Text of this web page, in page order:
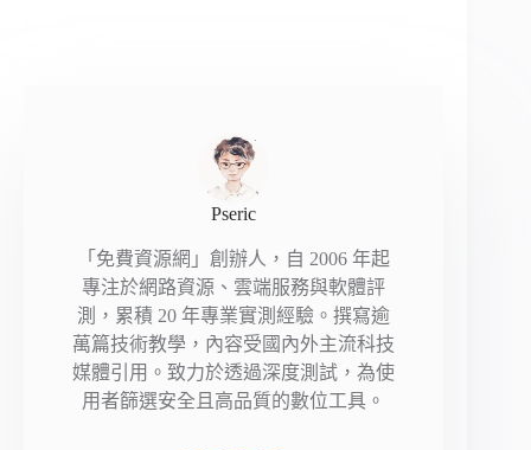
Pseric
「免費資源網」創辦人，自 2006 年起
專注於網路資源、雲端服務與軟體評
測，累積 20 年專業實測經驗。撰寫逾
萬篇技術教學，內容受國內外主流科技
媒體引用。致力於透過深度測試，為使
用者篩選安全且高品質的數位工具。